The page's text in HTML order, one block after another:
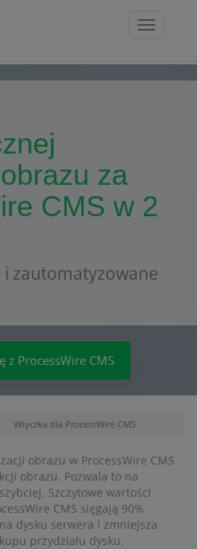
Toggle
za
CMS w 2
zautomatyzowane
z ProcessWire CMS
Wtyczka dla ProcessWire CMS
obrazu w ProcessWire CMS
obrazu. Pozwala to na
Szczytowe wartości
CMS sięgają 90%.
dysku serwera i zmniejsza
przydziału dysku.